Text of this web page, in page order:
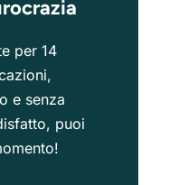
per 14
e senza
puoi